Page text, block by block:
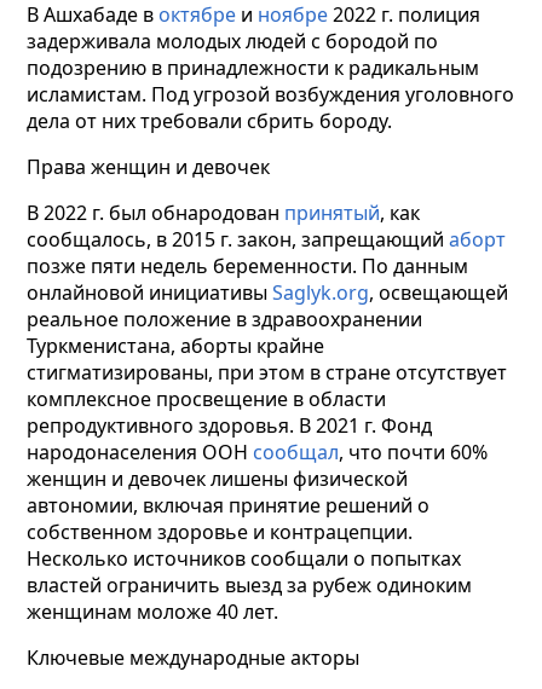
В Ашхабаде в октябре и ноябре2022 г. полиция
задерживала молодых людей с бородой по
подозрению в принадлежности к радикальным
исламистам. Под угрозой возбуждения уголовного
дела от них требовали сбрить бороду.
Права женщин и девочек
В 2022 г. был обнародован принятый, как
сообщалось, в 2015 г. закон, запрещающийаборт
позже пяти недель беременности. По данным
онлайновой инициативыSaglyk.org, освещающей
реальное положение в здравоохранении
Туркменистана, аборты крайне
стигматизированы, при этом в стране отсутствует
комплексное просвещение в области
репродуктивного здоровья. В 2021 г. Фонд
народонаселения ООН сообщал, что почти 60%
женщин и девочек лишены физической
автономии, включая принятие решений о
собственном здоровье и контрацепции.
Несколько источников сообщали о попытках
властей ограничить выезд за рубеж одиноким
женщинам моложе 40 лет.
Ключевые международные акторы